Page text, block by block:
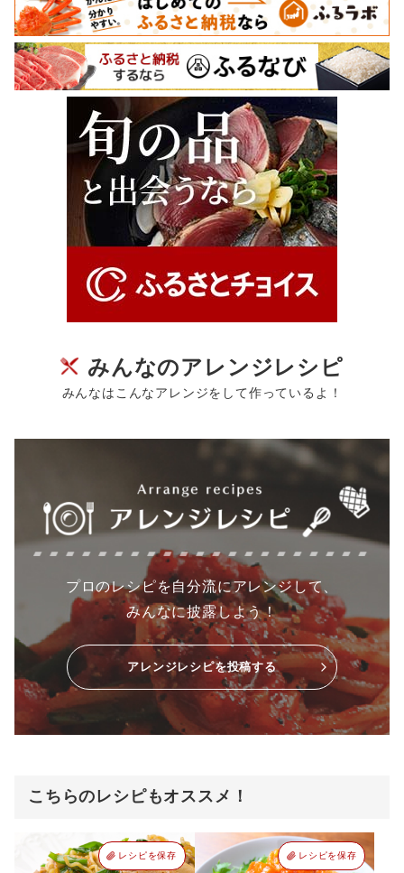
みんなのアレンジレシピ
みんなはこんなアレンジをして作っているよ！
プロのレシピを自分流にアレンジして、
みんなに披露しよう！
アレンジレシピを投稿する
こちらのレシピもオススメ！
レシピを保存 レシピを保存